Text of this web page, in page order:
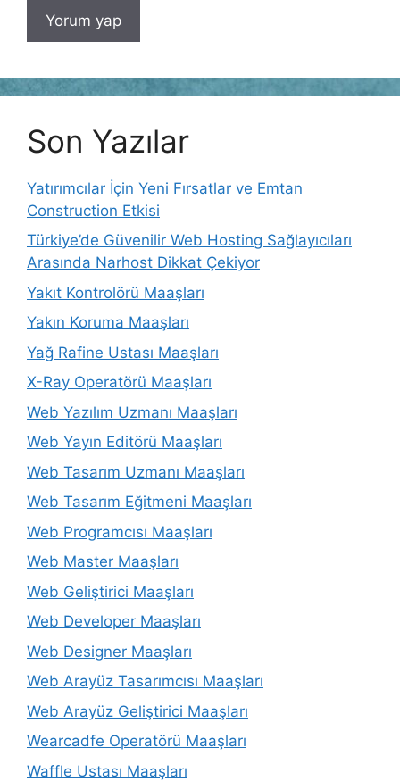
Son Yazılar
Yatırımcılar İçin Yeni Fırsatlar ve Emtan
Construction Etkisi
Türkiye’de Güvenilir Web Hosting Sağlayıcıları
Arasında Narhost Dikkat Çekiyor
Yakıt Kontrolörü Maaşları
Yakın Koruma Maaşları
Yağ Rafine Ustası Maaşları
X-Ray Operatörü Maaşları
Web Yazılım Uzmanı Maaşları
Web Yayın Editörü Maaşları
Web Tasarım Uzmanı Maaşları
Web Tasarım Eğitmeni Maaşları
Web Programcısı Maaşları
Web Master Maaşları
Web Geliştirici Maaşları
Web Developer Maaşları
Web Designer Maaşları
Web Arayüz Tasarımcısı Maaşları
Web Arayüz Geliştirici Maaşları
Wearcadfe Operatörü Maaşları
Waffle Ustası Maaşları